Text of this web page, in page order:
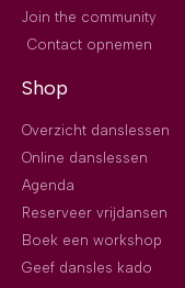
Join the community
Contact opnemen
Shop
Overzicht danslessen
Online danslessen
Agenda
Reserveer vrijdansen
Boek een workshop
Geef dansles kado